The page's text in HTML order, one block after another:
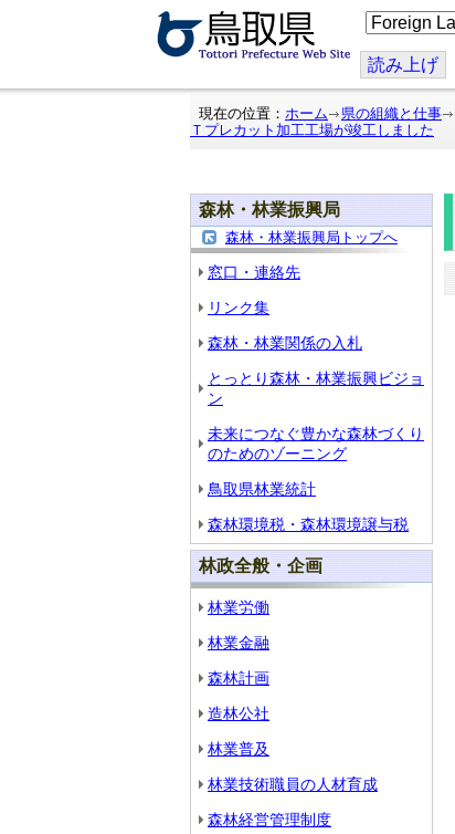
こ
の
ジ
を
翻
訳
読み上げ
現在の位置： ホーム 県の組織と仕事
Ｔプレカット加工工場が竣工しました
森林・林業振興局
森林・林業振興局トップへ
窓口・連絡先
リンク集
森林・林業関係の入札
とっとり森林・林業振興ビジョ
ン
未来につなぐ豊かな森林づくり
のためのゾーニング
鳥取県林業統計
森林環境税・森林環境譲与税
林政全般・企画
林業労働
林業金融
森林計画
造林公社
林業普及
林業技術職員の人材育成
森林経営管理制度